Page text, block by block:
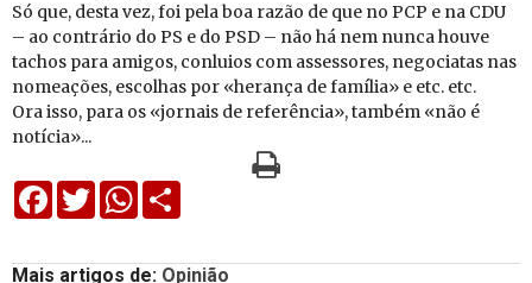
Só que, desta vez, foi pela boa razão de que no PCP e na CDU
– ao contrário do PS e do PSD – não há nem nunca houve
tachos para amigos, conluios com assessores, negociatas nas
nomeações, escolhas por «herança de família» e etc. etc.
Ora isso, para os «jornais de referência», também «não é
notícia»...
Facebook
Twitter WhatsApp
Mais artigos de: Opinião